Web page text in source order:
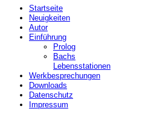
Startseite
Neuigkeiten
Autor
Einführung
Prolog
Bachs
Lebensstationen
Werkbesprechungen
Downloads
Datenschutz
Impressum